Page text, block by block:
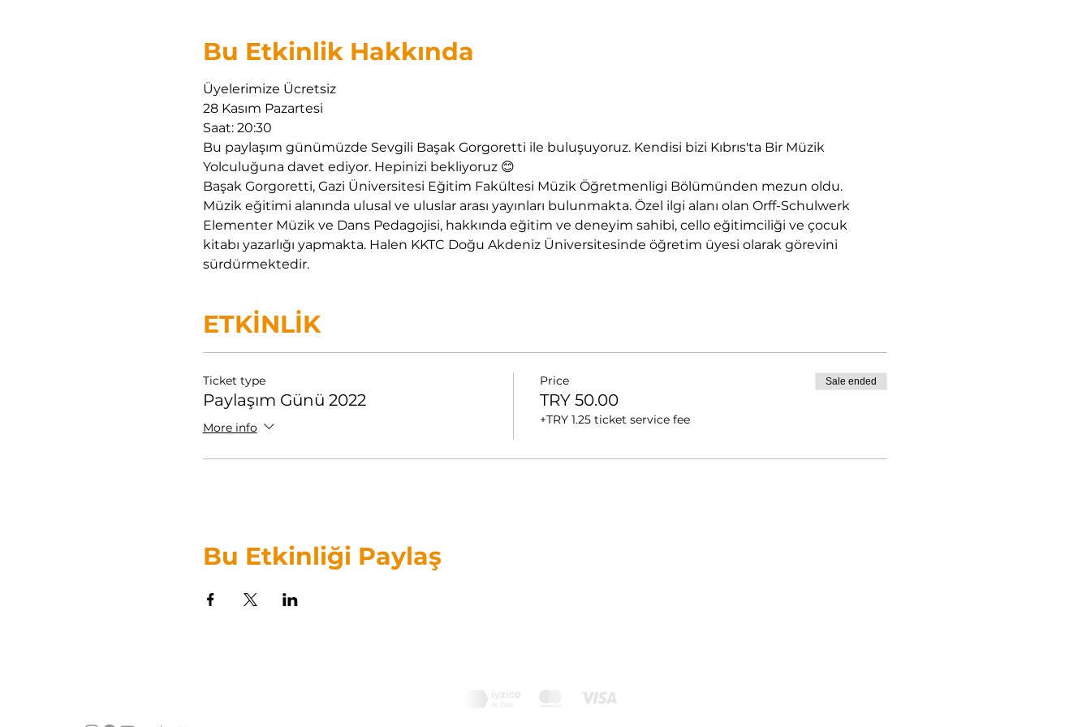
Bu Etkinlik Hakkında
Üyelerimize Ücretsiz
28 Kasım Pazartesi
Saat: 20:30
Bu paylaşım günümüzde Sevgili Başak Gorgoretti ile buluşuyoruz. Kendisi bizi Kıbrıs'ta Bir Müzik
Yolculuğuna davet ediyor. Hepinizi bekliyoruz 😊
Başak Gorgoretti, Gazi Üniversitesi Eğitim Fakültesi Müzik Öğretmenligi Bölümünden mezun oldu.
Müzik eğitimi alanında ulusal ve uluslar arası yayınları bulunmakta. Özel ilgi alanı olan Orff-Schulwerk
Elementer Müzik ve Dans Pedagojisi, hakkında eğitim ve deneyim sahibi, cello eğitimciliği ve çocuk
kitabı yazarlığı yapmakta. Halen KKTC Doğu Akdeniz Üniversitesinde öğretim üyesi olarak görevini
sürdürmektedir.
ETKİNLİK
Ticket type
Paylaşım Günü 2022
More info
Price
TRY 50.00
+TRY 1.25 ticket service fee
Sale ended
Bu Etkinliği Paylaş